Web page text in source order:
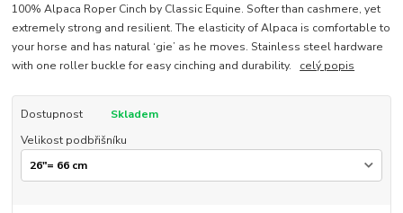
100% Alpaca Roper Cinch by Classic Equine. Softer than cashmere, yet
extremely strong and resilient. The elasticity of Alpaca is comfortable to
your horse and has natural ‘gie’ as he moves. Stainless steel hardware
with one roller buckle for easy cinching and durability. celý popis
Dostupnost
Skladem
Velikost podbřišníku